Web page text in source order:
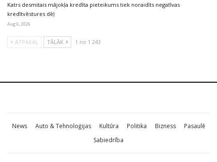
Katrs desmitais mājokļa kredīta pieteikums tiek noraidīts negatīvas
kredītvēstures dēļ
Aug 6, 2026
ATPAKAĻ TĀLĀK 1 no 1 243
News Auto & Tehnoloģijas Kultūra Politika Bizness
Pasaulē
Sabiedrība